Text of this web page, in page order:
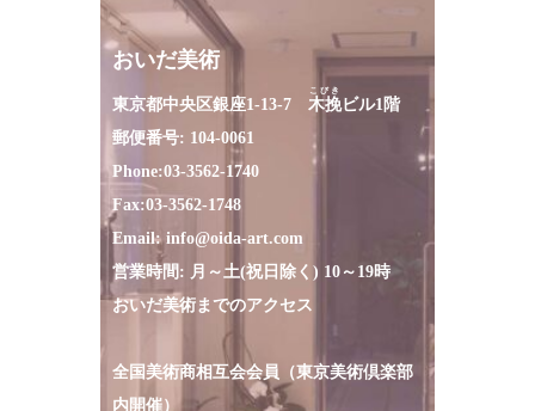
おいだ美術
東京都中央区銀座1-13-7 木挽
こびき
ビル1階
郵便番号: 104-0061
Phone:03-3562-1740
Fax:03-3562-1748
Email: info@oida-art.com
営業時間: 月～土(祝日除く) 10～19時
おいだ美術までのアクセス
全国美術商相互会会員（東京美術倶楽部
内開催）